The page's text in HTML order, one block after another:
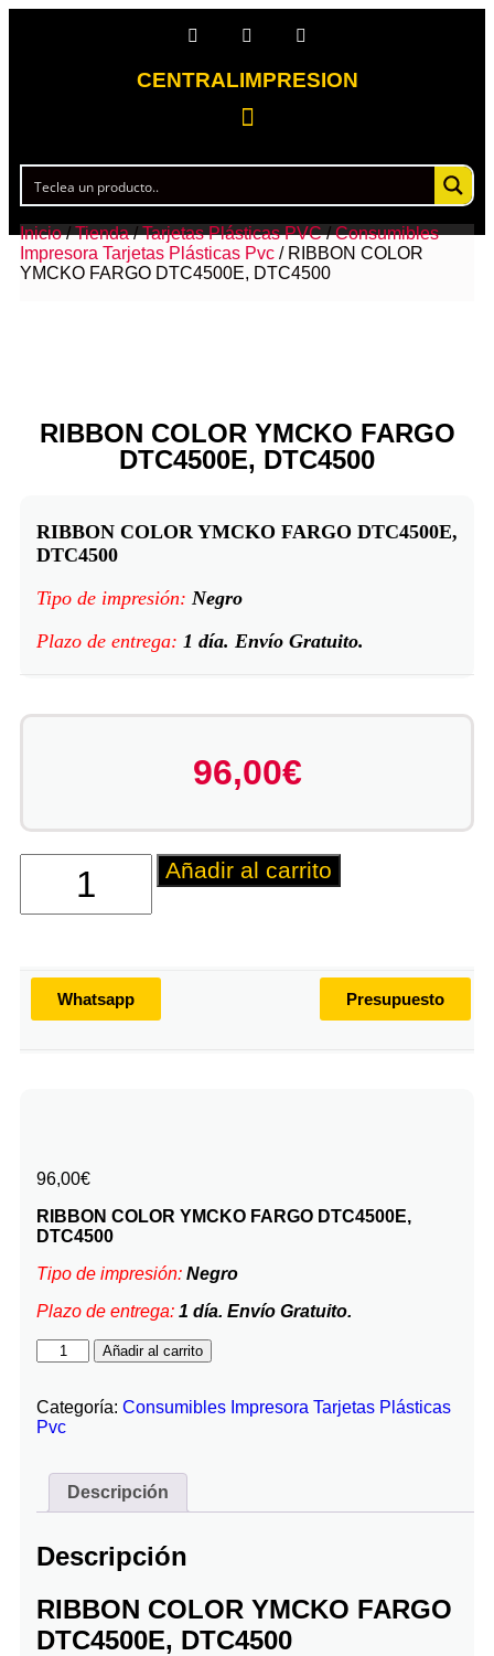
CENTRALIMPRESION
Inicio/Tienda/Tarjetas Plásticas PVC/Consumibles
Impresora Tarjetas Plásticas Pvc / RIBBON COLOR
YMCKO FARGO DTC4500E, DTC4500
RIBBON COLOR YMCKO FARGO
DTC4500E, DTC4500
RIBBON COLOR YMCKO FARGO DTC4500E,
DTC4500
Tipo de impresión: Negro
Plazo de entrega: 1 día. Envío Gratuito.
96,00€
Añadir al carrito
Whatsapp Presupuesto
96,00€
RIBBON COLOR YMCKO FARGO DTC4500E,
DTC4500
Tipo de impresión: Negro
Plazo de entrega: 1 día. Envío Gratuito.
Añadir al carrito
Categoría: Consumibles Impresora Tarjetas Plásticas
Pvc
Descripción
Descripción
RIBBON COLOR YMCKO FARGO
DTC4500E, DTC4500